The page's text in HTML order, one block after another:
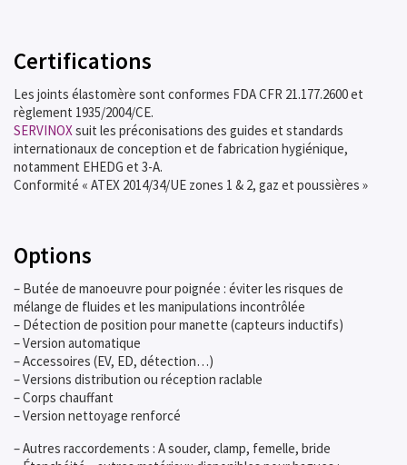
Certifications
Les joints élastomère sont conformes FDA CFR 21.177.2600 et
règlement 1935/2004/CE.
SERVINOX suit les préconisations des guides et standards
internationaux de conception et de fabrication hygiénique,
notamment EHEDG et 3-A.
Conformité « ATEX 2014/34/UE zones 1 & 2, gaz et poussières »
Options
– Butée de manoeuvre pour poignée : éviter les risques de
mélange de fluides et les manipulations incontrôlée
– Détection de position pour manette (capteurs inductifs)
– Version automatique
– Accessoires (EV, ED, détection…)
– Versions distribution ou réception raclable
– Corps chauffant
– Version nettoyage renforcé
– Autres raccordements : A souder, clamp, femelle, bride